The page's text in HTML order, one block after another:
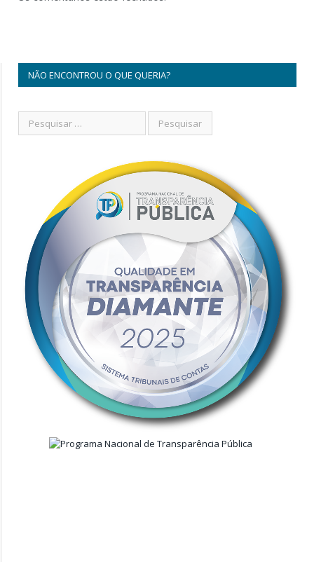
NÃO ENCONTROU O QUE QUERIA?